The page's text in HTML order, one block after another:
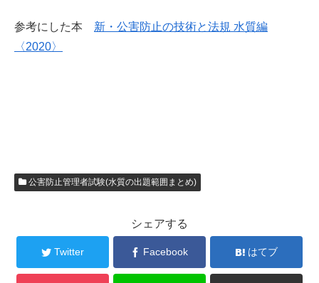
参考にした本 新・公害防止の技術と法規 水質編
〈2020〉
公害防止管理者試験(水質の出題範囲まとめ)
シェアする
Twitter Facebook はてブ